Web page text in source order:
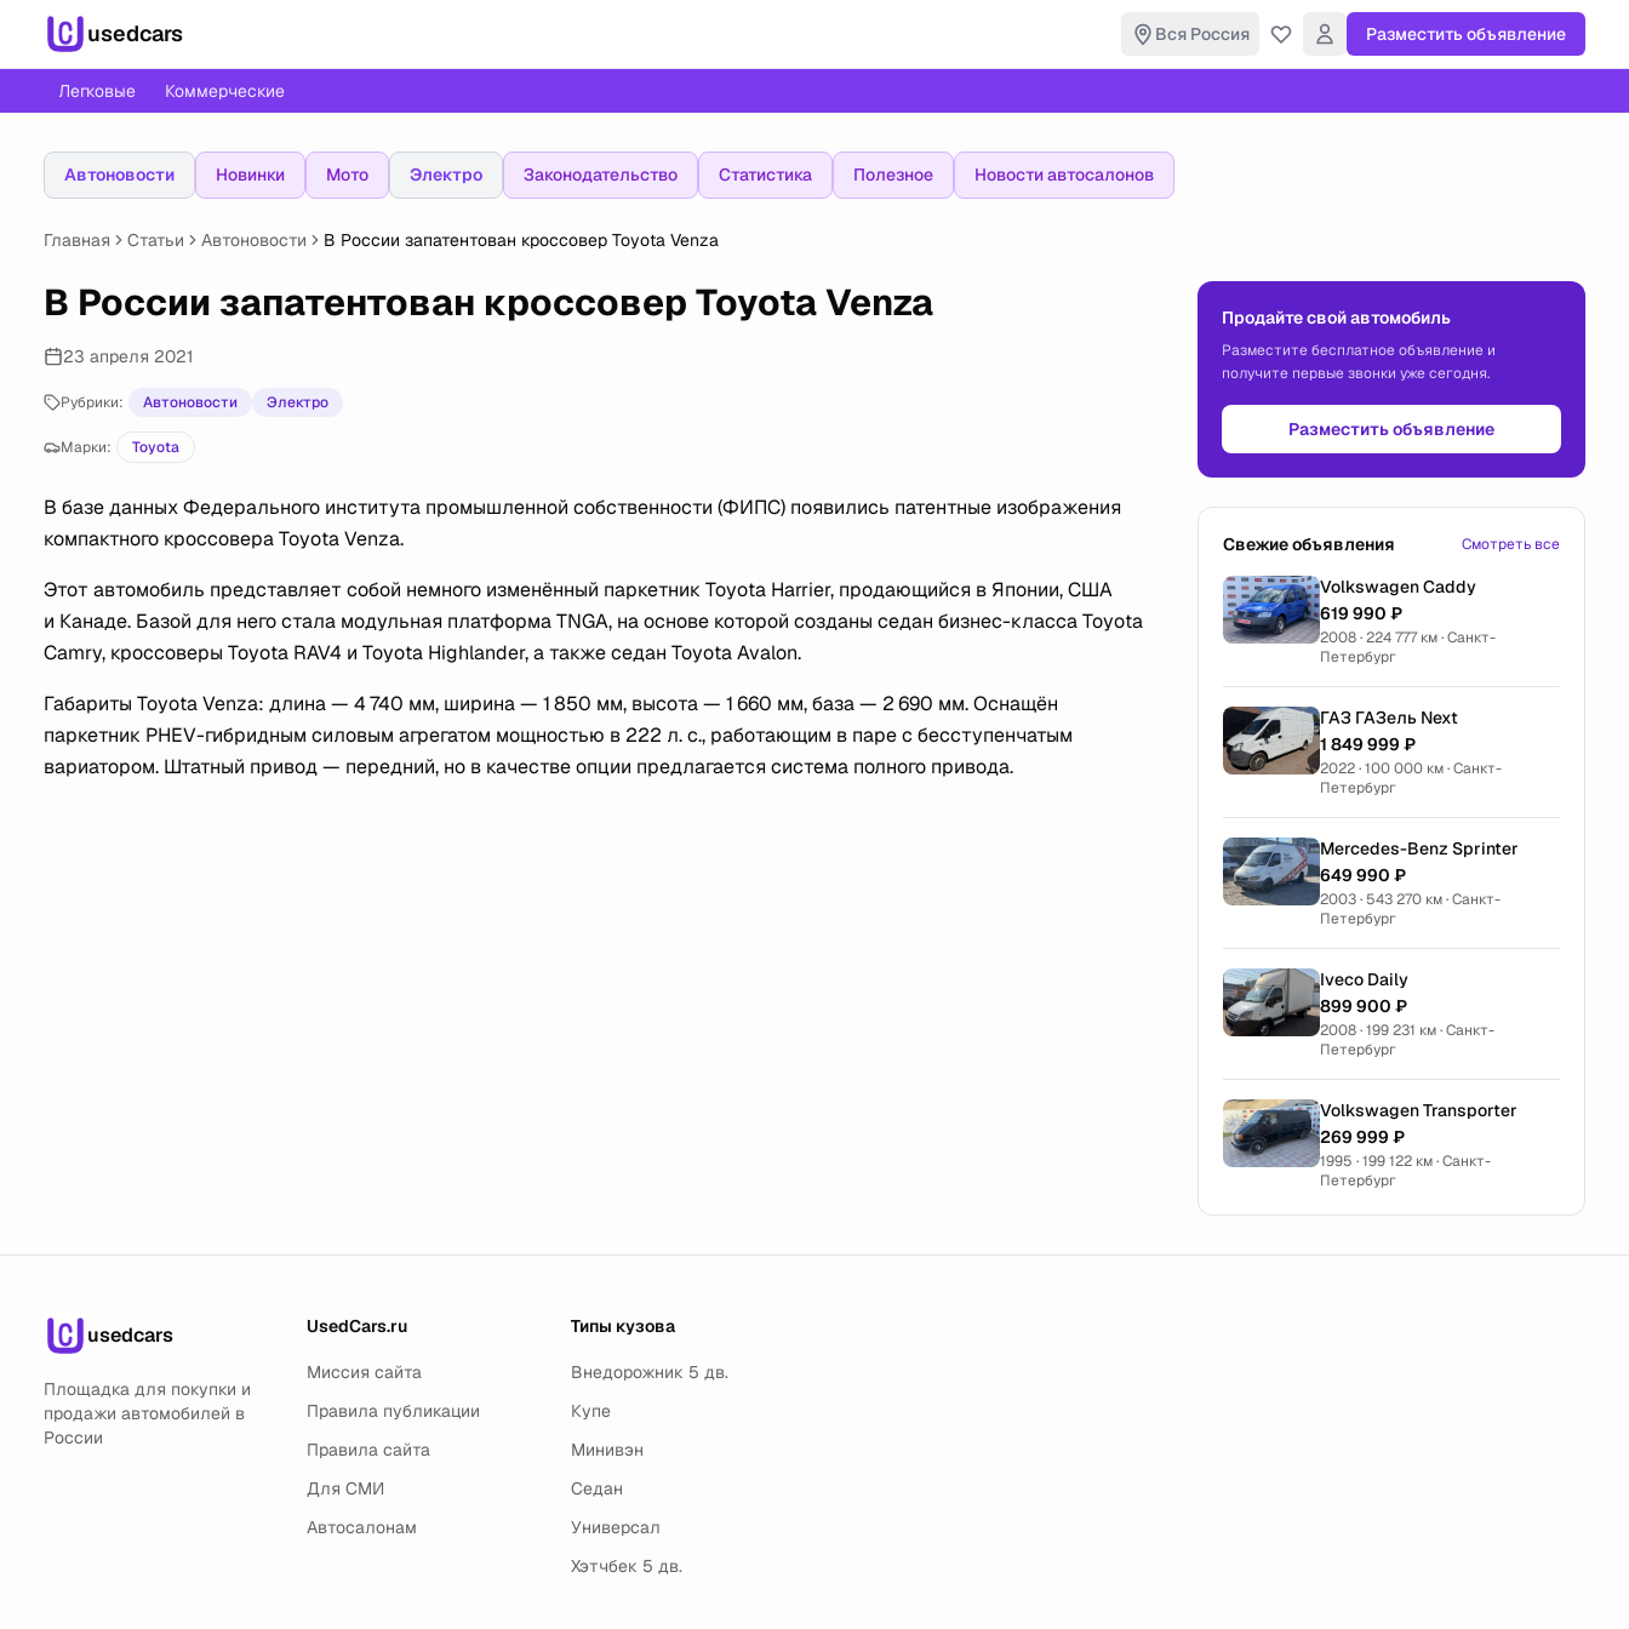
usedcars Вся Россия Разместить объявление
Легковые Коммерческие
Автоновости Новинки Мото Электро Законодательство Статистика Полезное Новости автосалонов
Главная Статьи Автоновости В России запатентован кроссовер Toyota Venza
В России запатентован кроссовер Toyota Venza
23 апреля 2021
Рубрики: Автоновости Электро
Марки: Toyota
В базе данных Федерального института промышленной собственности (ФИПС) появились патентные изображения
компактного кроссовера Toyota Venza.
Этот автомобиль представляет собой немного изменённый паркетник Toyota Harrier, продающийся в Японии, США
и Канаде. Базой для него стала модульная платформа TNGA, на основе которой созданы седан бизнес-класса Toyota
Camry, кроссоверы Toyota RAV4 и Toyota Highlander, а также седан Toyota Avalon.
Габариты Toyota Venza: длина — 4 740 мм, ширина — 1 850 мм, высота — 1 660 мм, база — 2 690 мм. Оснащён
паркетник PHEV-гибридным силовым агрегатом мощностью в 222 л. с., работающим в паре с бесступенчатым
вариатором. Штатный привод — передний, но в качестве опции предлагается система полного привода.
Продайте свой автомобиль
Разместите бесплатное объявление и
получите первые звонки уже сегодня.
Разместить объявление
Свежие объявления Смотреть все
Volkswagen Caddy
619 990 ₽
2008 · 224 777 км · Санкт-
Петербург
ГАЗ ГАЗель Next
1 849 999 ₽
2022 · 100 000 км · Санкт-
Петербург
Mercedes-Benz Sprinter
649 990 ₽
2003 · 543 270 км · Санкт-
Петербург
Iveco Daily
899 900 ₽
2008 · 199 231 км · Санкт-
Петербург
Volkswagen Transporter
269 999 ₽
1995 · 199 122 км · Санкт-
Петербург
usedcars
Площадка для покупки и
продажи автомобилей в
России
UsedCars.ru
Миссия сайта
Правила публикации
Правила сайта
Для СМИ
Автосалонам
Типы кузова
Внедорожник 5 дв.
Купе
Минивэн
Седан
Универсал
Хэтчбек 5 дв.